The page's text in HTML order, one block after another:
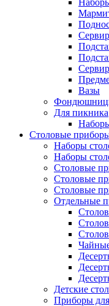
Вазы
Для пикника
Столовые
Наборы
Наборы
Столовые
Столовые
Столовые
Отдельные
Детские
Приборы